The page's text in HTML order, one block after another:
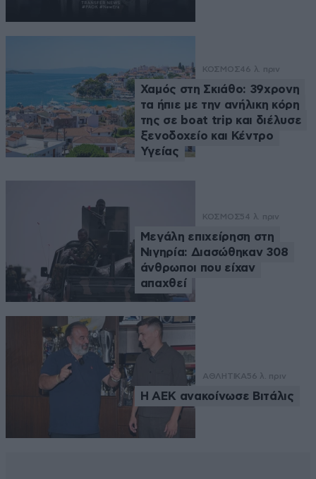
ΚΟΣΜΟΣ46 λ. πριν
Χαμός στη Σκιάθο: 39χρονη
τα ήπιε με την ανήλικη κόρη
της σε boat trip και διέλυσε
ξενοδοχείο και Κέντρο
Υγείας
ΚΟΣΜΟΣ54 λ. πριν
Μεγάλη επιχείρηση στη
Νιγηρία: Διασώθηκαν 308
άνθρωποι που είχαν
απαχθεί
ΑΘΛΗΤΙΚΑ56 λ. πριν
H AEK ανακοίνωσε Βιτάλις